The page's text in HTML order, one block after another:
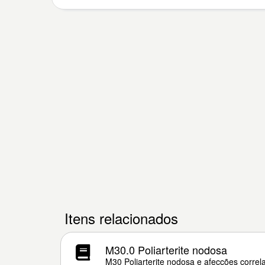
Itens relacionados
M30.0 Poliarterite nodosa
M30 Poliarterite nodosa e afecções